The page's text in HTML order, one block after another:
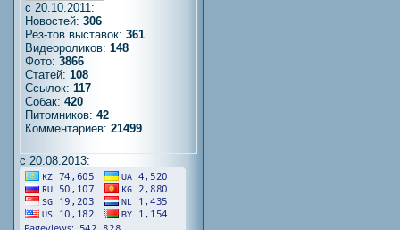
с 20.10.2011:
Новостей: 306
Рез-тов выставок: 361
Видеороликов: 148
Фото: 3866
Статей: 108
Ссылок: 117
Собак: 420
Питомников: 42
Комментариев: 21499
с 20.08.2013: